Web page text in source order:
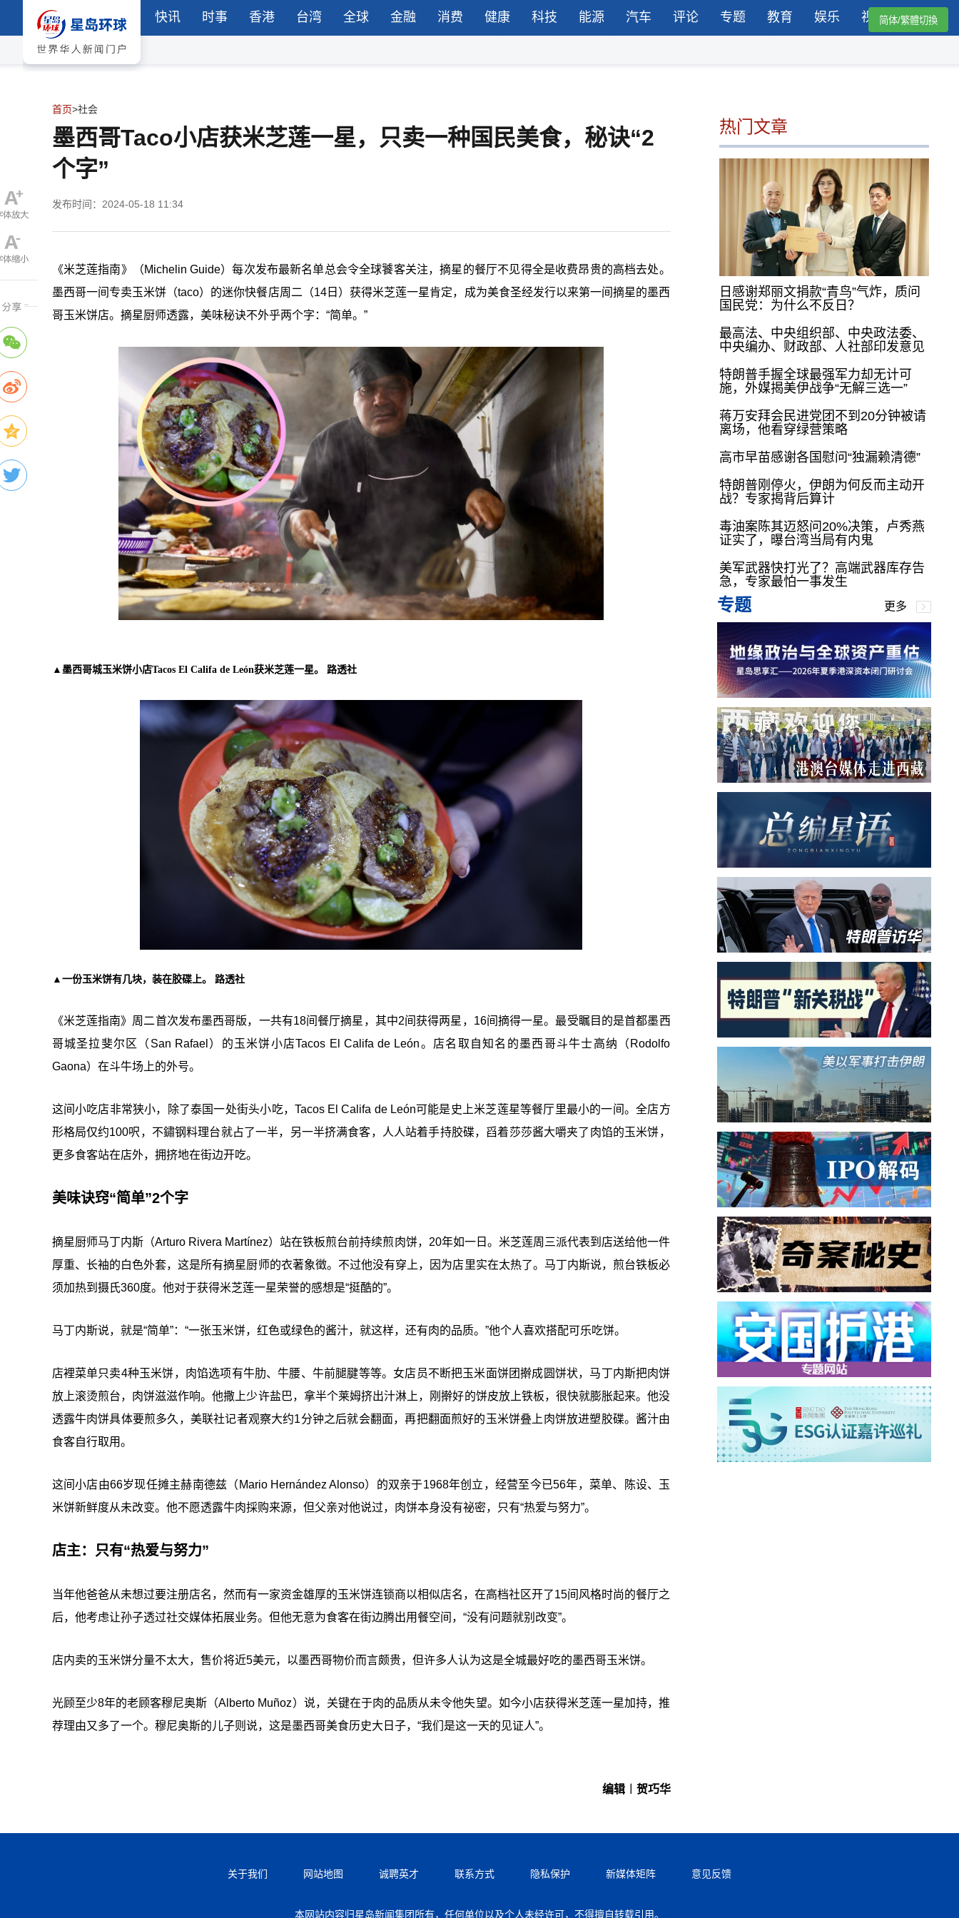
快讯 时事 香港 台湾 全球 金融 消费 健康 科技 能源 汽车 评论 专题 教育 娱乐 视频简体/繁體切換
首页>社会
墨西哥Taco小店获米芝莲一星，只卖一种国民美食，秘诀“2
个字”
发布时间：2024-05-18 11:34
《米芝莲指南》（Michelin Guide）每次发布最新名单总会令全球饕客关注，摘星的餐厅不见得全是收费昂贵的高档去处。
墨西哥一间专卖玉米饼（taco）的迷你快餐店周二（14日）获得米芝莲一星肯定，成为美食圣经发行以来第一间摘星的墨西
哥玉米饼店。摘星厨师透露，美味秘诀不外乎两个字：“简单。”
▲墨西哥城玉米饼小店Tacos El Califa de León获米芝莲一星。 路透社
▲一份玉米饼有几块，装在胶碟上。 路透社
《米芝莲指南》周二首次发布墨西哥版，一共有18间餐厅摘星，其中2间获得两星，16间摘得一星。最受瞩目的是首都墨西
哥城圣拉斐尔区（San Rafael）的玉米饼小店Tacos El Califa de León。店名取自知名的墨西哥斗牛士高纳（Rodolfo
Gaona）在斗牛场上的外号。
这间小吃店非常狭小，除了泰国一处街头小吃，Tacos El Califa de León可能是史上米芝莲星等餐厅里最小的一间。全店方
形格局仅约100呎，不鏽钢料理台就占了一半，另一半挤满食客，人人站着手持胶碟，舀着莎莎酱大嚼夹了肉馅的玉米饼，
更多食客站在店外，拥挤地在街边开吃。
美味诀窍“简单”2个字
摘星厨师马丁内斯（Arturo Rivera Martínez）站在铁板煎台前持续煎肉饼，20年如一日。米芝莲周三派代表到店送给他一件
厚重、长袖的白色外套，这是所有摘星厨师的衣著象徵。不过他没有穿上，因为店里实在太热了。马丁内斯说，煎台铁板必
须加热到摄氏360度。他对于获得米芝莲一星荣誉的感想是“挺酷的”。
马丁内斯说，就是“简单”：“一张玉米饼，红色或绿色的酱汁，就这样，还有肉的品质。”他个人喜欢搭配可乐吃饼。
店裡菜单只卖4种玉米饼，肉馅选项有牛肋、牛腰、牛前腿腱等等。女店员不断把玉米面饼团擀成圆饼状，马丁内斯把肉饼
放上滚烫煎台，肉饼滋滋作响。他撒上少许盐巴，拿半个莱姆挤出汁淋上，刚擀好的饼皮放上铁板，很快就膨胀起来。他没
透露牛肉饼具体要煎多久，美联社记者观察大约1分钟之后就会翻面，再把翻面煎好的玉米饼叠上肉饼放进塑胶碟。酱汁由
食客自行取用。
这间小店由66岁现任摊主赫南德兹（Mario Hernández Alonso）的双亲于1968年创立，经营至今已56年，菜单、陈设、玉
米饼新鲜度从未改变。他不愿透露牛肉採购来源，但父亲对他说过，肉饼本身没有祕密，只有“热爱与努力”。
店主：只有“热爱与努力”
当年他爸爸从未想过要注册店名，然而有一家资金雄厚的玉米饼连锁商以相似店名，在高档社区开了15间风格时尚的餐厅之
后，他考虑让孙子透过社交媒体拓展业务。但他无意为食客在街边腾出用餐空间，“没有问题就别改变”。
店内卖的玉米饼分量不太大，售价将近5美元，以墨西哥物价而言颇贵，但许多人认为这是全城最好吃的墨西哥玉米饼。
光顾至少8年的老顾客穆尼奥斯（Alberto Muñoz）说，关键在于肉的品质从未令他失望。如今小店获得米芝莲一星加持，推
荐理由又多了一个。穆尼奥斯的儿子则说，这是墨西哥美食历史大日子，“我们是这一天的见证人”。
编辑︱贺巧华
热门文章
日感谢郑丽文捐款“青鸟”气炸，质问
国民党：为什么不反日？
最高法、中央组织部、中央政法委、
中央编办、财政部、人社部印发意见
特朗普手握全球最强军力却无计可
施，外媒揭美伊战争“无解三选一”
蒋万安拜会民进党团不到20分钟被请
离场，他看穿绿营策略
高市早苗感谢各国慰问“独漏赖清德”
特朗普刚停火，伊朗为何反而主动开
战？专家揭背后算计
毒油案陈其迈怒问20%决策，卢秀燕
证实了，曝台湾当局有内鬼
美军武器快打光了？高端武器库存告
急，专家最怕一事发生
专题 更多
关于我们 网站地图 诚聘英才 联系方式 隐私保护 新媒体矩阵 意见反馈
本网站内容归星岛新闻集团所有，任何单位以及个人未经许可，不得擅自转载引用。